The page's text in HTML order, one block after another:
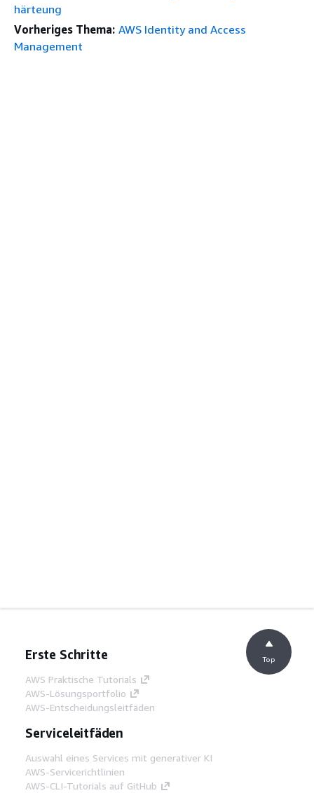
härteung
Vorheriges Thema: AWS Identity and Access
Management
Erste Schritte
AWS Praktische Tutorials
AWS-Lösungsportfolio
AWS-Entscheidungsleitfäden
Serviceleitfäden
Auswahl eines Services mit generativer KI
AWS-Servicerichtlinien
AWS-CLI-Tutorials auf GitHub
Top